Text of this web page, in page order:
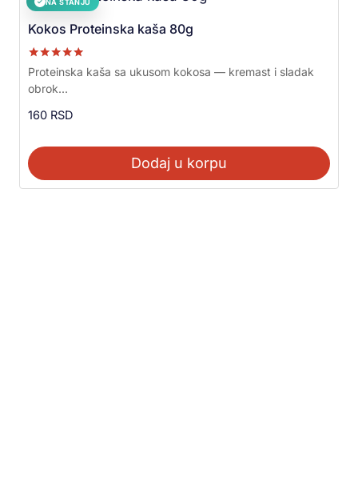
✓ NA STANJU
Kokos Proteinska kaša 80g
Ocenjeno sa
5.00
od 5
Proteinska kaša sa ukusom kokosa — kremast i sladak
obrok...
160 RSD
Dodaj u korpu